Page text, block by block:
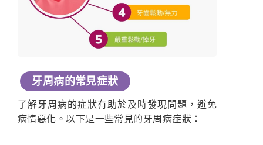
牙周病的常見症狀
了解牙周病的症狀有助於及時發現問題，避免
病情惡化。以下是一些常見的牙周病症狀：